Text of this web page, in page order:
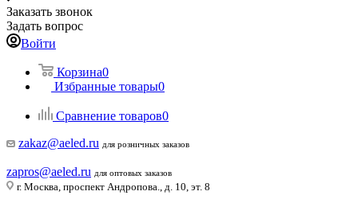
Заказать звонок
Задать вопрос
Войти
Корзина0
Избранные товары0
Сравнение товаров0
zakaz@aeled.ru для розничных заказов
zapros@aeled.ru для оптовых заказов
г. Москва, проспект Андропова., д. 10, эт. 8